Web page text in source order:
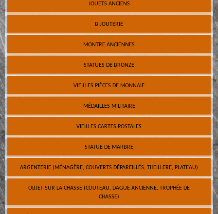
JOUETS ANCIENS
BIJOUTERIE
MONTRE ANCIENNES
STATUES DE BRONZE
VIEILLES PIÈCES DE MONNAIE
MÉDAILLES MILITAIRE
VIEILLES CARTES POSTALES
STATUE DE MARBRE
ARGENTERIE (MÉNAGÈRE, COUVERTS DÉPAREILLÉS, THEILLERE, PLATEAU)
OBJET SUR LA CHASSE (COUTEAU, DAGUE ANCIENNE, TROPHÉE DE
CHASSE)